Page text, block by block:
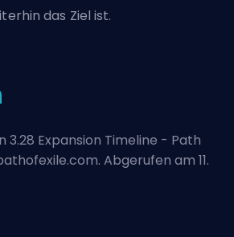
das Ziel ist.
3.28 Expansion Timeline - Path
Abgerufen am 11.